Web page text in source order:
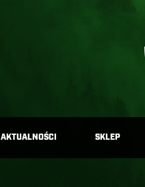
AKTUALNOŚCI SKLEP